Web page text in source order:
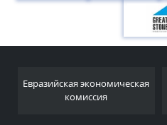
Евразийская экономическая
комиссия